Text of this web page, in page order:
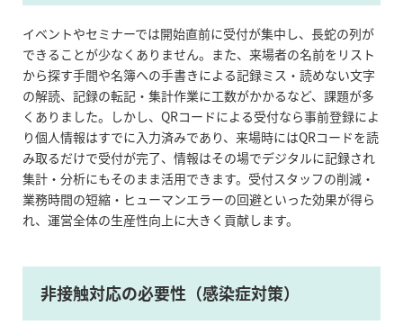
イベントやセミナーでは開始直前に受付が集中し、長蛇の列が
できることが少なくありません。また、来場者の名前をリスト
から探す手間や名簿への手書きによる記録ミス・読めない文字
の解読、記録の転記・集計作業に工数がかかるなど、課題が多
くありました。しかし、QRコードによる受付なら事前登録によ
り個人情報はすでに入力済みであり、来場時にはQRコードを読
み取るだけで受付が完了、情報はその場でデジタルに記録され
集計・分析にもそのまま活用できます。受付スタッフの削減・
業務時間の短縮・ヒューマンエラーの回避といった効果が得ら
れ、運営全体の生産性向上に大きく貢献します。
非接触対応の必要性（感染症対策）